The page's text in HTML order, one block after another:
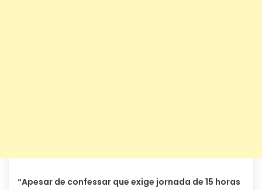
“Apesar de confessar que exige jornada de 15 horas